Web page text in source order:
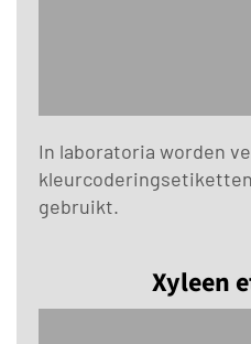
In laboratoria worden
gebruikt.
Xyleen